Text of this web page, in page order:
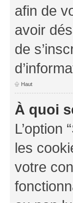
afin de
avoir
de
Haut
À quoi
L’option
les
votre